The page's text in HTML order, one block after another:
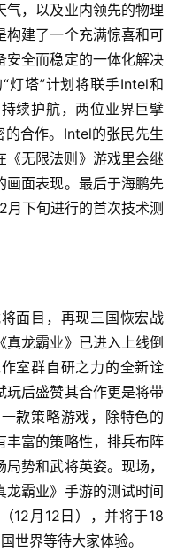
气，以及业内领先的物理
构建了一个充满惊喜和可
安全而稳定的一体化解决
灯塔”计划将联手Intel和
续护航，两位业界巨擘
合作。Intel的张民先生
无限法则》游戏里会继
画面表现。最后于海鹏先
月下旬进行的首次技术测
面目，再现三国恢宏战
龙霸业》已进入上线倒
室群自研之力的全新诠
玩后盛赞其合作更是将带
款策略游戏，除特色的
丰富的策略性，排兵布阵
势和武将英姿。现场，
霸业》手游的测试时间
12月12日），并将于18
世界等待大家体验。